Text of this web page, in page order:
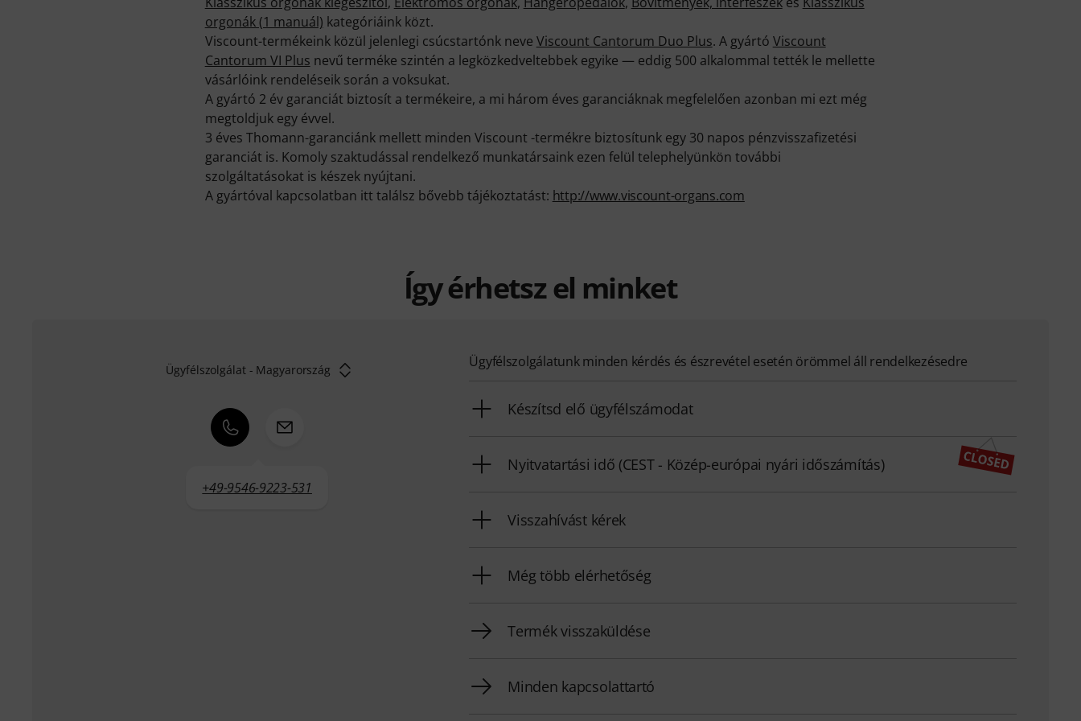
orgonák (1 manuál) kategóriáink közt.
Viscount-termékeink közül jelenlegi csúcstartónk neve Viscount Cantorum Duo Plus. A gyártó Viscount
Cantorum VI Plus nevű terméke szintén a legközkedveltebbek egyike — eddig 500 alkalommal tették le mellette
vásárlóink rendeléseik során a voksukat.
A gyártó 2 év garanciát biztosít a termékeire, a mi három éves garanciáknak megfelelően azonban mi ezt még
megtoldjuk egy évvel.
3 éves Thomann-garanciánk mellett minden Viscount -termékre biztosítunk egy 30 napos pénzvisszafizetési
garanciát is. Komoly szaktudással rendelkező munkatársaink ezen felül telephelyünkön további
szolgáltatásokat is készek nyújtani.
A gyártóval kapcsolatban itt találsz bővebb tájékoztatást: http://www.viscount-organs.com
Így érhetsz el minket
Ügyfélszolgálat - Magyarország
+49-9546-9223-531
Ügyfélszolgálatunk minden kérdés és észrevétel esetén örömmel áll rendelkezésedre
Készítsd elő ügyfélszámodat
Nyitvatartási idő (CEST - Közép-európai nyári időszámítás)
Visszahívást kérek
Még több elérhetőség
Termék visszaküldése
Minden kapcsolattartó